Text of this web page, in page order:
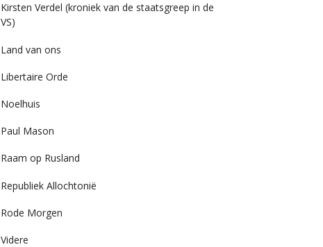
Kirsten Verdel (kroniek van de staatsgreep in de
VS)
Land van ons
Libertaire Orde
Noelhuis
Paul Mason
Raam op Rusland
Republiek Allochtonië
Rode Morgen
Videre